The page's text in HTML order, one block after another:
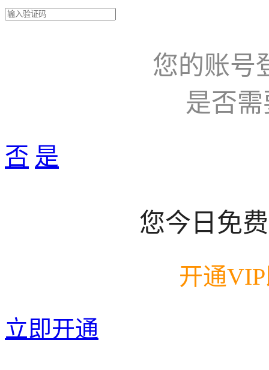
您的账号
是否
否 是
您今日免
开通
立即开通